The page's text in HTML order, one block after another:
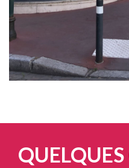
QUELQUES